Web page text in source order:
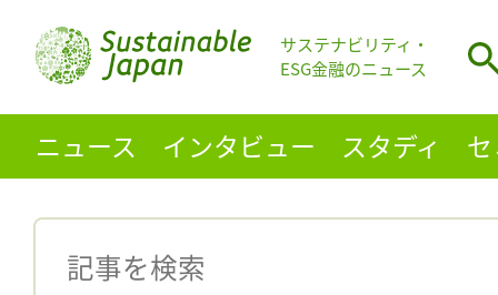
サステナビリティ・
ESG金融のニュース
ニュース インタビュー スタディ